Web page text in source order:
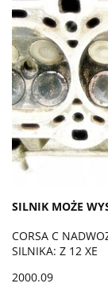
SILNIK MOŻE
CORSA C
SILNIKA: Z 12 XE
2000.09